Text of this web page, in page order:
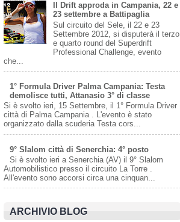
Il Drift approda in Campania, 22 e
23 settembre a Battipaglia
Sul circuito del Sele, il 22 e 23
Settembre 2012, si disputerà il terzo
e quarto round del Superdrift
Professional Challenge, evento
che...
1° Formula Driver Palma Campania: Testa
demolisce tutti, Attanasio 3° di classe
Si è svolto ieri, 15 Settembre, il 1° Formula Driver
città di Palma Campania . L'evento è stato
organizzato dalla scuderia Testa cors...
9° Slalom città di Senerchia: 4° posto
Si è svolto ieri a Senerchia (AV) il 9° Slalom
Automobilistico presso il circuito La Torre .
All'evento sono accorsi circa una cinquan...
ARCHIVIO BLOG